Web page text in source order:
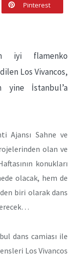
Pinterest
iyi flamenko
Los Vivancos,
yine İstanbul’a
Ajansı Sahne ve
olan ve
konukları
olacak, hem de
biri olarak dans
dans camiası ile
Los Vivancos